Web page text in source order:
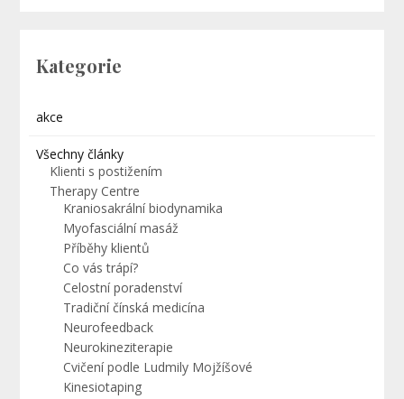
Kategorie
akce
Všechny články
Klienti s postižením
Therapy Centre
Kraniosakrální biodynamika
Myofasciální masáž
Příběhy klientů
Co vás trápí?
Celostní poradenství
Tradiční čínská medicína
Neurofeedback
Neurokineziterapie
Cvičení podle Ludmily Mojžíšové
Kinesiotaping